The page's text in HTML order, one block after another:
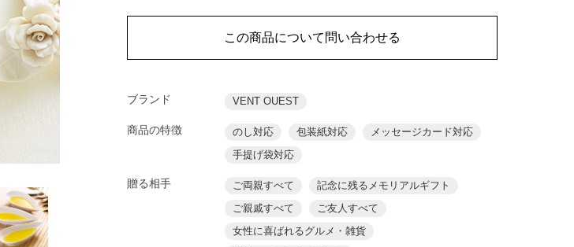
この商品について問い合わせる
ブランド VENT OUEST
商品の特徴 のし対応 包装紙対応
メッセージカード対応
手提げ袋対応
贈る相手 ご両親すべて
記念に残るメモリアルギフト
ご親戚すべて
ご友人すべて
女性に喜ばれるグルメ・雑貨